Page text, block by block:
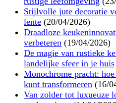
Stijlvolle jute decoratie
lente (20/04/2026)
Draadloze
verbeteren (19/04/2026)
De magie van rustieke
landelijke sfeer in je huis
Monochrome pracht:
kunt transformeren (16/
Van zolder tot luxueuze